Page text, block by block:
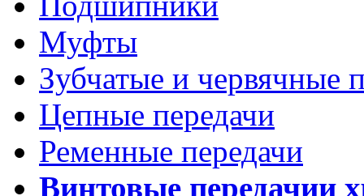
Муфты
Зубчатые и червячные
Цепные передачи
Ременные передачи
Винтовые передачии